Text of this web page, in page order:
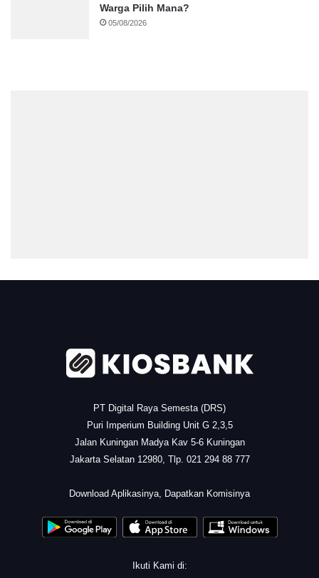
Warga Pilih Mana?
05/08/2026
PT Digital Raya Semesta (DRS)
Puri Imperium Building Unit G 2,3,5
Jalan Kuningan Madya Kav 5-6 Kuningan
Jakarta Selatan 12980, Tlp. 021 294 88 777
Download Aplikasinya, Dapatkan Komisinya
Ikuti Kami di: